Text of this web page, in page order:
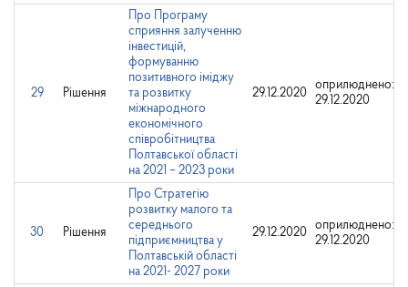
29 Рішення
Про Програму
сприяння залученню
інвестицій,
формуванню
позитивного іміджу
та розвитку
міжнародного
економічного
співробітництва
Полтавської області
на 2021 – 2023 роки
29.12.2020
оприлюднено:
29.12.2020
30 Рішення
Про Стратегію
розвитку малого та
середнього
підприємництва у
Полтавській області
на 2021- 2027 роки
29.12.2020
оприлюднено:
29.12.2020